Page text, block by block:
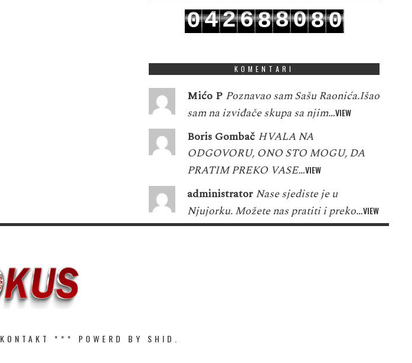
042688080
KOMENTARI
Mićo P Poznavao sam Sašu Raonića.Išao
sam na izviđače skupa sa njim…VIEW
Boris Gombač HVALA NA
ODGOVORU, ONO STO MOGU, DA
PRATIM PREKO VASE…VIEW
administrator Nase sjediste je u
Njujorku. Možete nas pratiti i preko…VIEW
KONTAKT *** POWERD BY SHID.